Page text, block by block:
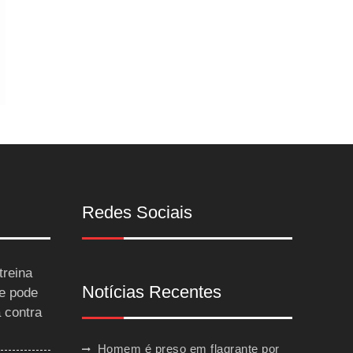
pode
contra
Redes Sociais
Notícias Recentes
Homem é preso em flagrante por